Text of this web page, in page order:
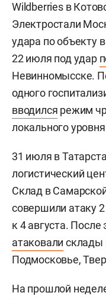
Wildberries в
Электростали
удара по объекту
22 июля под удар
Невинномысске.
одного
вводился режим
локального
31 июля в
логистический
Склад в
совершили атаку
к 4 августа. После
атаковали склады
Подмосковье,
На прошлой